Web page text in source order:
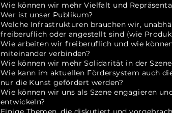
Wie können wir mehr Vielfalt und
Wer ist unser Publikum?
Welche Infrastrukturen brauchen wir,
freiberuflich oder angestellt sind (wie
Wie arbeiten wir freiberuflich und wie
miteinander verbinden?
Wie können wir mehr Solidarität in der
Wie kann im aktuellen Fördersystem auch
nur die Kunst gefördert werden?
Wie können wir uns als Szene engagieren
entwickeln?